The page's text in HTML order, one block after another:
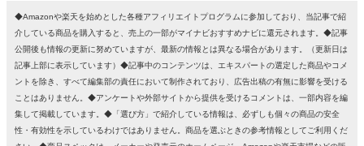
◆Amazonや楽天を始めとした各種アフィリエイトプログラムに参加しており、当記事で紹
介している商品を購入すると、売上の一部がマイナビおすすめナビに還元されます。◆記事
公開後も情報の更新に努めていますが、最新の情報とは異なる場合があります。（更新日は
記事上部に表示しています）◆記事中のコンテンツは、エキスパートの選定した商品やコメ
ントを除き、すべて編集部の責任において制作されており、広告出稿の有無に影響を受ける
ことはありません。◆アンケートや外部サイトから提供を受けるコメントは、一部内容を編
集して掲載しています。◆「選び方」で紹介している情報は、必ずしも個々の商品の安全
性・有効性を示しているわけではありません。商品を選ぶときの参考情報としてご利用くだ